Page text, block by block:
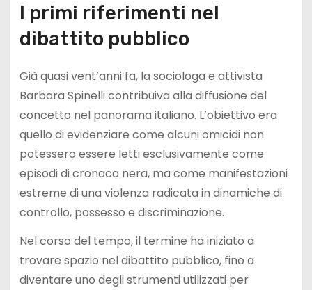
I primi riferimenti nel
dibattito pubblico
Già quasi vent’anni fa, la sociologa e attivista
Barbara Spinelli contribuiva alla diffusione del
concetto nel panorama italiano. L’obiettivo era
quello di evidenziare come alcuni omicidi non
potessero essere letti esclusivamente come
episodi di cronaca nera, ma come manifestazioni
estreme di una violenza radicata in dinamiche di
controllo, possesso e discriminazione.
Nel corso del tempo, il termine ha iniziato a
trovare spazio nel dibattito pubblico, fino a
diventare uno degli strumenti utilizzati per